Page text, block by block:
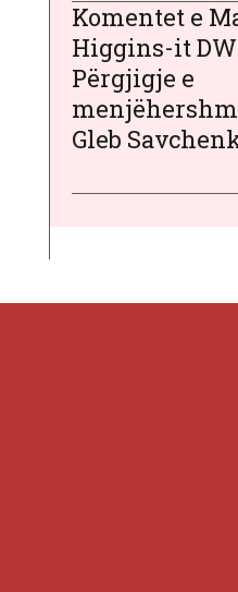
Komentet e
Higgins-it
Përgjigje e
Gleb